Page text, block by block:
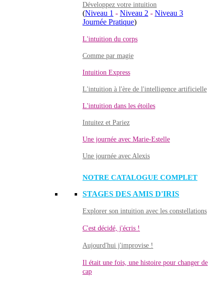
Développez votre intuition
(Niveau 1 - Niveau 2 - Niveau 3
Journée Pratique)
L'intuition du corps
Comme par magie
Intuition Express
L'intuition à l'ère de l'intelligence artificielle
L'intuition dans les étoiles
Intuitez et Pariez
Une journée avec Marie-Estelle
Une journée avec Alexis
NOTRE CATALOGUE COMPLET
STAGES DES AMIS D'IRIS
Explorer son intuition avec les constellations
C'est décidé, j'écris !
Aujourd'hui j'improvise !
Il était une fois, une histoire pour changer de
cap